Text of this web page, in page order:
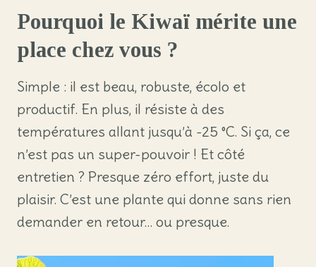
Pourquoi le Kiwaï mérite une
place chez vous ?
Simple : il est beau, robuste, écolo et
productif. En plus, il résiste à des
températures allant jusqu’à -25 °C. Si ça, ce
n’est pas un super-pouvoir ! Et côté
entretien ? Presque zéro effort, juste du
plaisir. C’est une plante qui donne sans rien
demander en retour… ou presque.